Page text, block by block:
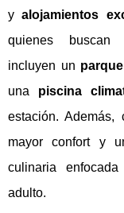
yalojamientos
quienes
incluyen un
una piscina
estación. Además,
mayor confort y
culinaria
adulto.